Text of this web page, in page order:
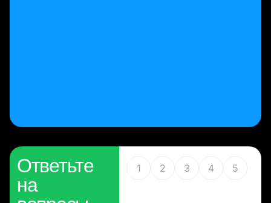
Ответьте
на
1 2 3 4 5